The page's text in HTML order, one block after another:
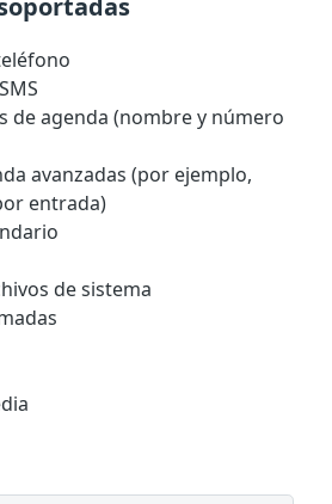
de agenda (nombre y número
avanzadas (por ejemplo,
entrada)
de sistema